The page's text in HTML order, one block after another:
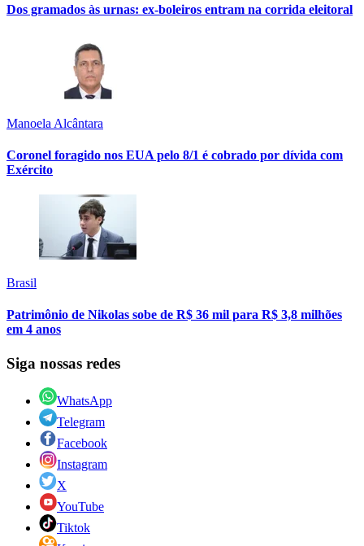
Dos gramados às urnas: ex-boleiros entram na corrida eleitoral
Manoela Alcântara
Coronel foragido nos EUA pelo 8/1 é cobrado por dívida com
Exército
Brasil
Patrimônio de Nikolas sobe de R$ 36 mil para R$ 3,8 milhões
em 4 anos
Siga nossas redes
WhatsApp
Telegram
Facebook
Instagram
X
YouTube
Tiktok